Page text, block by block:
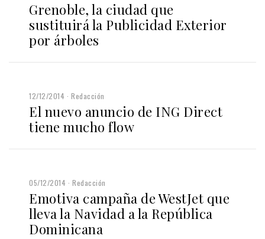
Grenoble, la ciudad que
sustituirá la Publicidad Exterior
por árboles
12/12/2014 Redacción
El nuevo anuncio de ING Direct
tiene mucho flow
05/12/2014 Redacción
Emotiva campaña de WestJet que
lleva la Navidad a la República
Dominicana